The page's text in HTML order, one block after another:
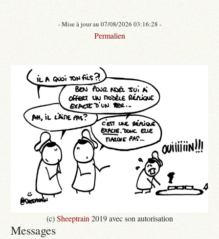
- Mise à jour au 07/08/2026 03:16:28 -
Permalien
(c)Sheeptrain 2019 avec son autorisation
Messages